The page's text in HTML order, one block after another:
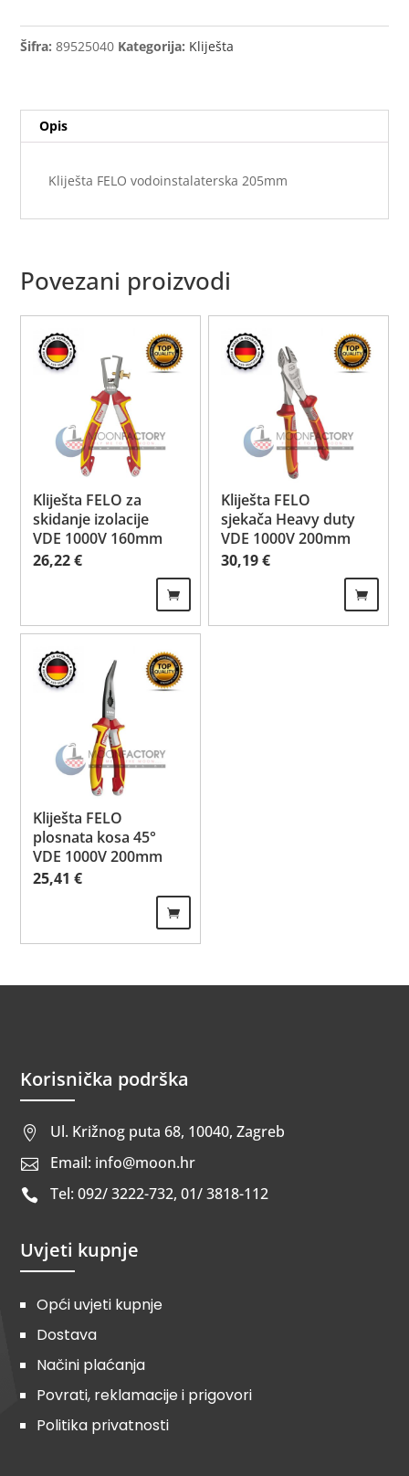
Šifra:89525040 Kategorija: Kliješta
Opis
Kliješta FELO vodoinstalaterska 205mm
Povezani proizvodi
Kliješta FELO za
skidanje izolacije
VDE 1000V 160mm
26,22€
Kliješta FELO
sjekača Heavy duty
VDE 1000V 200mm
30,19€
Kliješta FELO
plosnata kosa 45°
VDE 1000V 200mm
25,41€
Korisnička podrška
 Ul. Križnog puta 68, 10040, Zagreb
 Email: info@moon.hr
 Tel: 092/ 3222-732, 01/ 3818-112
Uvjeti kupnje
Opći uvjeti kupnje
Dostava
Načini plaćanja
Povrati, reklamacije i prigovori
Politika privatnosti